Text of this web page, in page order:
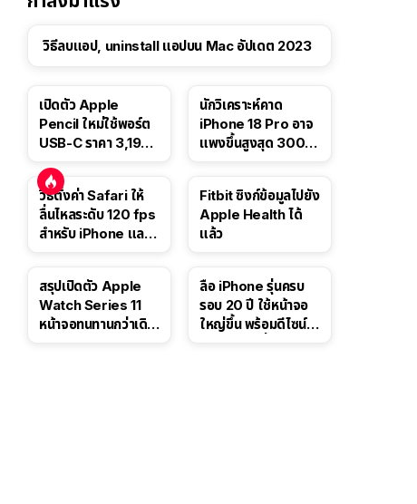
วิธีลบแอป, uninstall แอปบน Mac อัปเดต 2023
เปิดตัว Apple
Pencil ใหม่ใช้พอร์ต
USB-C ราคา 3,190
นี้
นักวิเคราะห์คาด
iPhone 18 Pro อาจ
แพงขึ้นสูงสุด 300
วิธีตั้งค่า Safari ให้
ลื่นไหลระดับ 120 fps
สำหรับ iPhone และ
Fitbit ซิงก์ข้อมูลไปยัง
Apple Health ได้
แล้ว
สรุปเปิดตัว Apple
Watch Series 11
หน้าจอทนทานกว่าเดิม
ลือ iPhone รุ่นครบ
รอบ 20 ปี ใช้หน้าจอ
ใหญ่ขึ้น พร้อมดีไซน์ไร้